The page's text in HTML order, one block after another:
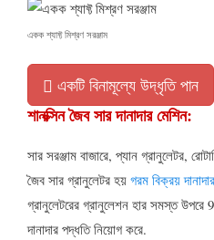
একক শ্যাফ্ট মিশ্রণ সরঞ্জাম
একটি বিনামূল্যে উদ্ধৃতি পান
শানক্সিন জৈব সার দানাদার মেশিন:
সার সরঞ্জাম বাজারে, প্যান গ্রানুলেটর,
জৈব সার গ্রানুলেটর হয় গরম বিক্রয়
গ্রানুলেটরের গ্রানুলেশন হার সমস্ত
দানাদার পদ্ধতি নিয়োগ করে.